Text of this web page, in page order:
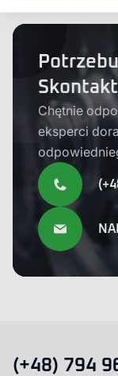
Chętnie
eksperci
(+48) 794